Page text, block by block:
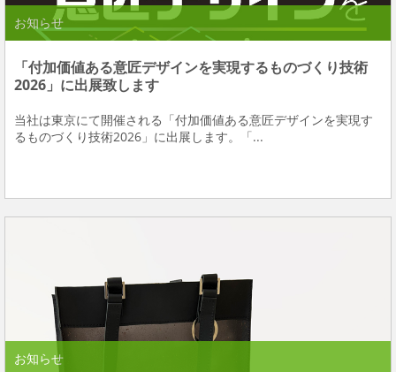
お知らせ
「付加価値ある意匠デザインを実現するものづくり技術
2026」に出展致します
当社は東京にて開催される「付加価値ある意匠デザインを実現す
るものづくり技術2026」に出展します。「...
お知らせ